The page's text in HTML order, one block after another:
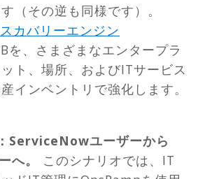
（その逆も同様です）。
カバリーエンジン
を、さまざまなエンタープラ
ト、場所、およびITサービス
インベントリで強化します。
ServiceNowユーザーから
へ。 このシナリオでは、IT